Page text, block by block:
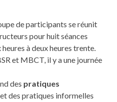
de participants se réunit
pour huit séances
à deux heures trente.
et MBCT, il y a une journée
des pratiques
des pratiques informelles